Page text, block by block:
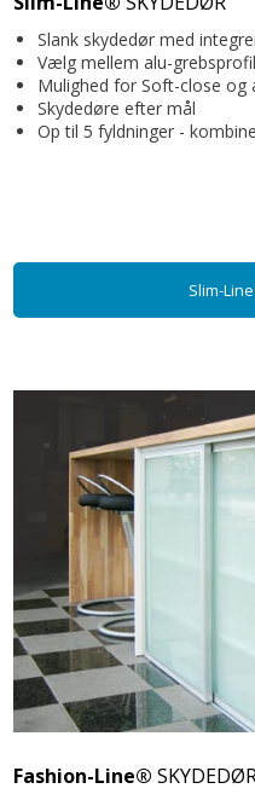
Slank skydedør med
Vælg mellem alu-
Mulighed for Soft-close
Skydedøre efter mål
Op til 5 fyldninger -
Slim-
Fashion-Line®